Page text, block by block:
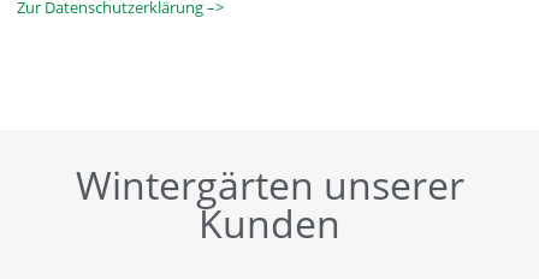
Zur Datenschutzerklärung –>
Wintergärten unserer
Kunden